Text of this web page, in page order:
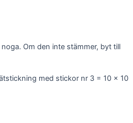
Om den inte stämmer, byt till
med stickor nr 3 = 10 x 10